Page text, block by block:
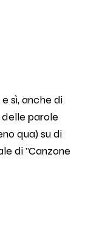
sì, anche di
delle parole
qua) su di
di "Canzone